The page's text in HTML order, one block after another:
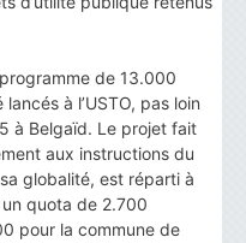
de 13.000
à l’USTO, pas loin
à Belgaïd. Le projet fait
aux instructions du
globalité, est réparti à
quota de 2.700
pour la commune de